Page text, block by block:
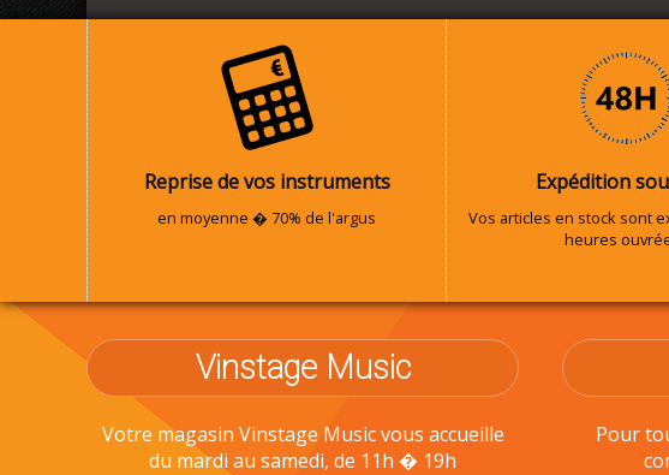
Reprise de vos instruments
en moyenne � 70% de l'argus
Expédition
Vos articles en stock sont
heures
Vinstage Music
Votre magasin Vinstage Music vous accueille
du mardi au samedi, de 11h � 19h
Pour